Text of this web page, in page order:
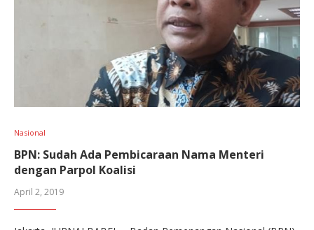
Nasional
BPN: Sudah Ada Pembicaraan Nama Menteri
dengan Parpol Koalisi
April 2, 2019